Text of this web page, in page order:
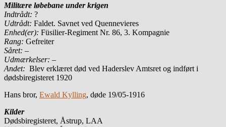
Militære løbebane under krigen
Indtrådt: ?
Udtrådt: Faldet. Savnet ved Quennevieres
Enhed(er): Füsilier-Regiment Nr. 86, 3. Kompagnie
Rang: Gefreiter
Såret: –
Udmærkelser: –
Andet: Blev erklæret død ved Haderslev Amtsret og indført i
dødsbiregisteret 1920
Hans bror, Ewald Kylling, døde 19/05-1916
Kilder
Dødsbiregisteret, Åstrup, LAA